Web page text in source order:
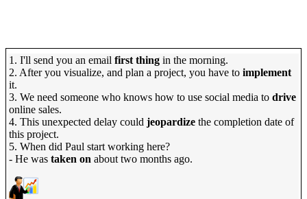
1. I'll send you an email first thing in the morning.
2. After you visualize, and plan a project, you have to implement
it.
3. We need someone who knows how to use social media to drive
online sales.
4. This unexpected delay could jeopardize the completion date of
this project.
5. When did Paul start working here?
- He was taken on about two months ago.